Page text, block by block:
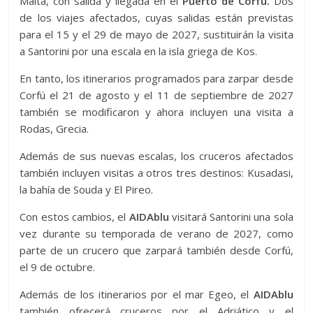
de los viajes afectados, cuyas salidas están previstas
para el 15 y el 29 de mayo de 2027, sustituirán la visita
a Santorini por una escala en la isla griega de Kos.
En tanto, los itinerarios programados para zarpar desde
Corfú el 21 de agosto y el 11 de septiembre de 2027
también se modificaron y ahora incluyen una visita a
Rodas, Grecia.
Además de sus nuevas escalas, los cruceros afectados
también incluyen visitas a otros tres destinos: Kusadasi,
la bahía de Souda y El Pireo.
Con estos cambios, el AIDAblu visitará Santorini una sola
vez durante su temporada de verano de 2027, como
parte de un crucero que zarpará también desde Corfú,
el 9 de octubre.
Además de los itinerarios por el mar Egeo, el AIDAblu